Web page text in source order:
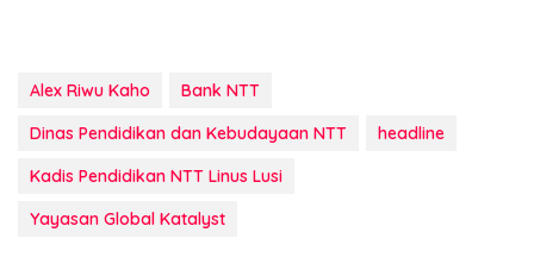
Alex Riwu Kaho
Bank NTT
Dinas Pendidikan dan Kebudayaan NTT
headline
Kadis Pendidikan NTT Linus Lusi
Yayasan Global Katalyst